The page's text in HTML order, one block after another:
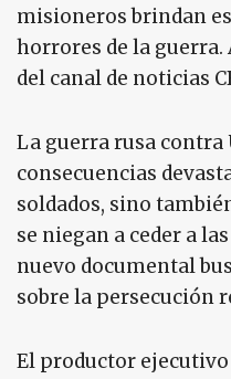
misioneros brindan
horrores de la guerra.
del canal de noticias
La guerra rusa contra
consecuencias
soldados, sino
se niegan a ceder a
nuevo documental
sobre la persecución
El productor